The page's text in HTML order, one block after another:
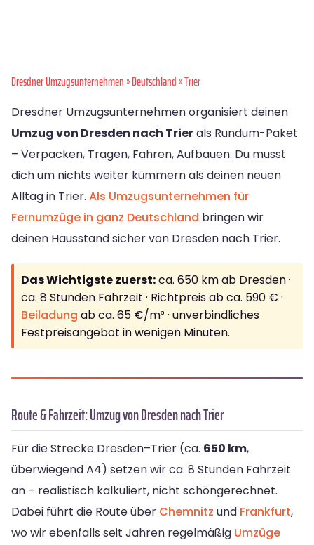
Dresdner Umzugsunternehmen»Deutschland» Trier
Dresdner Umzugsunternehmen organisiert deinen
Umzug von Dresden nach Trierals Rundum-Paket
– Verpacken, Tragen, Fahren, Aufbauen. Du musst
dich um nichts weiter kümmern als deinen neuen
Alltag in Trier. Als Umzugsunternehmen für
Fernumzüge in ganz Deutschland bringen wir
deinen Hausstand sicher von Dresden nach Trier.
Das Wichtigste zuerst:ca. 650 km ab Dresden ·
ca. 8 Stunden Fahrzeit · Richtpreis ab ca. 590 € ·
Beiladung ab ca. 65 €/m³ · unverbindliches
Festpreisangebot in wenigen Minuten.
Route & Fahrzeit: Umzug von Dresden nach Trier
Für die Strecke Dresden–Trier (ca. 650 km,
überwiegend A4) setzen wir ca. 8 Stunden Fahrzeit
an – realistisch kalkuliert, nicht schöngerechnet.
Dabei führt die Route über Chemnitz und Frankfurt,
wo wir ebenfalls seit Jahren regelmäßig Umzüge